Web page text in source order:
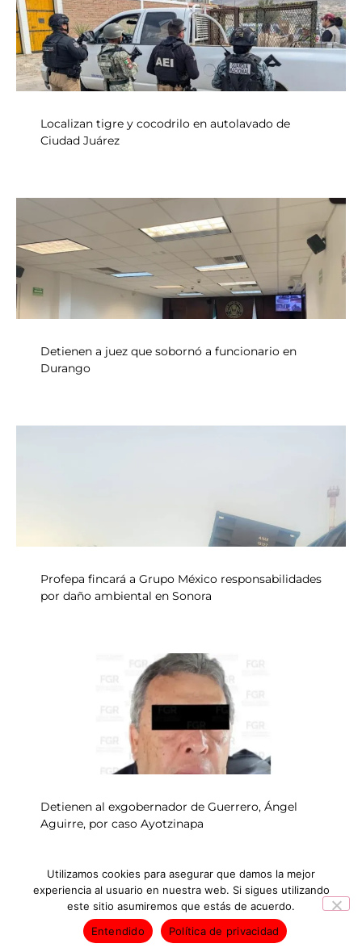
Localizan tigre y cocodrilo en autolavado de
Ciudad Juárez
Detienen a juez que sobornó a funcionario en
Durango
Profepa fincará a Grupo México responsabilidades
por daño ambiental en Sonora
Detienen al exgobernador de Guerrero, Ángel
Aguirre, por caso Ayotzinapa
INICIO
NOTICIAS
Derechos Reservados © 2026
Utilizamos cookies para asegurar que damos la mejor
experiencia al usuario en nuestra web. Si sigues utilizando
este sitio asumiremos que estás de acuerdo.
Entendido
Política de privacidad